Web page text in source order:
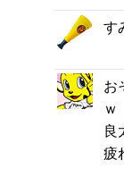
す
お
ｗ
良
疲